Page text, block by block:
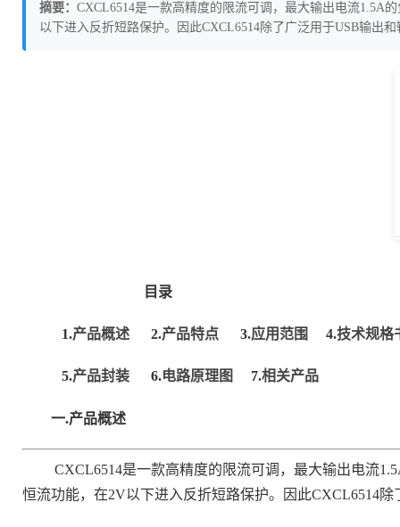
摘要： CXCL6514是一款高精度的限流可调，最大输出电流1.5A
以下进入反折短路保护。因此CXCL6514除了广泛用于USB输出
目录
1.产品概述 2.产品特点 3.应用范围 4.技术规格
5.产品封装 6.电路原理图 7.相关产品
一.产品概述
CXCL6514是一款高精度的限流可调，最大输出电流
恒流功能，在2V以下进入反折短路保护。因此CXCL6514